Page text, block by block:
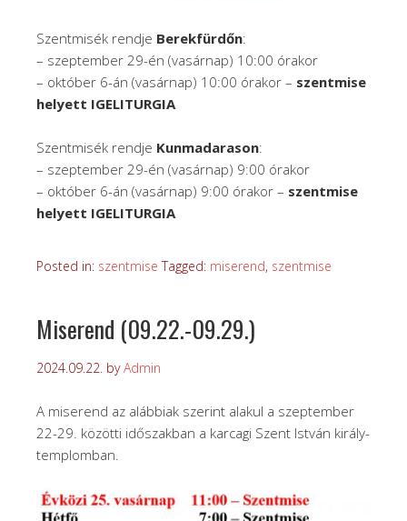
Szentmisék rendje Berekfürdőn:
– szeptember 29-én (vasárnap) 10:00 órakor
– október 6-án (vasárnap) 10:00 órakor – szentmise
helyett IGELITURGIA
Szentmisék rendje Kunmadarason:
– szeptember 29-én (vasárnap) 9:00 órakor
– október 6-án (vasárnap) 9:00 órakor – szentmise
helyett IGELITURGIA
Posted in: szentmise Tagged: miserend, szentmise
Miserend (09.22.-09.29.)
2024.09.22. byAdmin
A miserend az alábbiak szerint alakul a szeptember
22-29. közötti időszakban a karcagi Szent István király-
templomban.